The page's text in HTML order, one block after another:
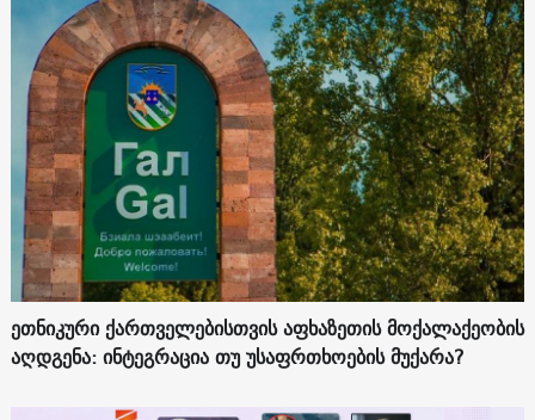
ეთნიკური ქართველებისთვის აფხაზეთის მოქალაქეობის
აღდგენა: ინტეგრაცია თუ უსაფრთხოების მუქარა?